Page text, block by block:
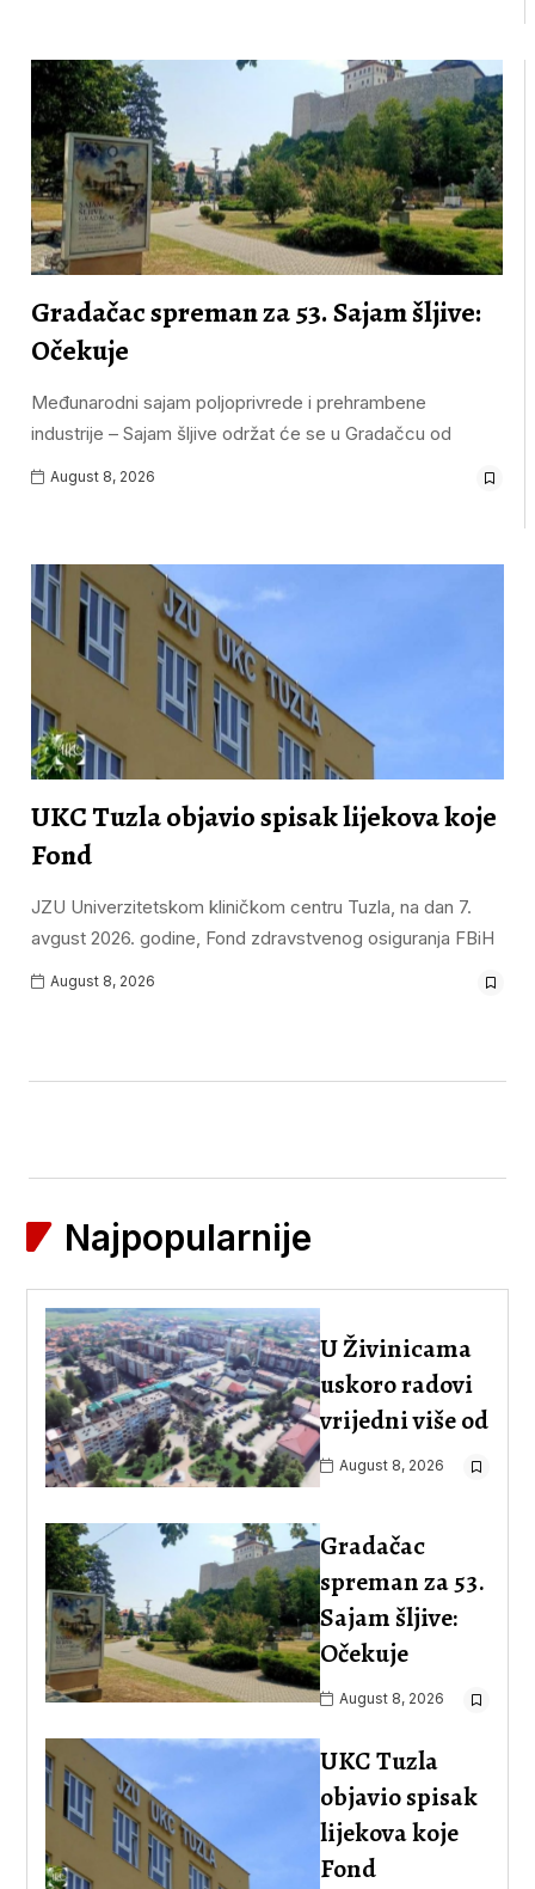
Gradačac spreman za 53. Sajam šljive:
Očekuje
Međunarodni sajam poljoprivrede i prehrambene
industrije – Sajam šljive održat će se u Gradačcu od
August 8, 2026
UKC Tuzla objavio spisak lijekova koje
Fond
JZU Univerzitetskom kliničkom centru Tuzla, na dan 7.
avgust 2026. godine, Fond zdravstvenog osiguranja FBiH
August 8, 2026
Najpopularnije
U Živinicama
uskoro radovi
vrijedni više od
August 8, 2026
Gradačac
spreman za 53.
Sajam šljive:
Očekuje
August 8, 2026
UKC Tuzla
objavio spisak
lijekova koje
Fond